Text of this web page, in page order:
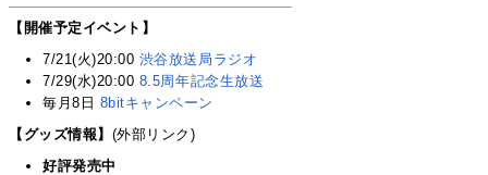
【開催予定イベント】
7/21(火)20:00 渋谷放送局ラジオ
7/29(水)20:00 8.5周年記念生放送
毎月8日 8bitキャンペーン
【グッズ情報】 (外部リンク)
好評発売中